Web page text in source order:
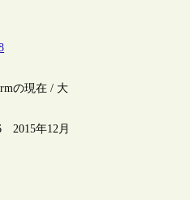
の現在 / 大
2015年12月